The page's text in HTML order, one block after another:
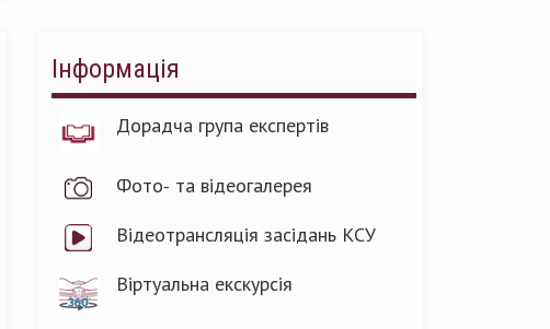
Інформація
Дорадча група експертів
Фото- та відеогалерея
Відеотрансляція засідань КСУ
Віртуальна екскурсія